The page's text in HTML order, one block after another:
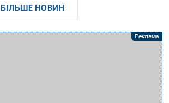
БІЛЬШЕ НОВИН